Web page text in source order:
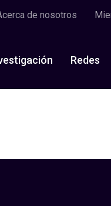
de nosotros
Redes